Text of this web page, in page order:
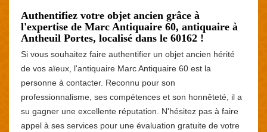
Authentifiez votre objet ancien grâce à
l'expertise de Marc Antiquaire 60, antiquaire à
Antheuil Portes, localisé dans le 60162 !
Si vous souhaitez faire authentifier un objet ancien hérité
de vos aïeux, l'antiquaire Marc Antiquaire 60 est la
personne à contacter. Reconnu pour son
professionnalisme, ses compétences et son honnêteté, il a
su gagner une excellente réputation. N'hésitez pas à faire
appel à ses services pour une évaluation gratuite de votre